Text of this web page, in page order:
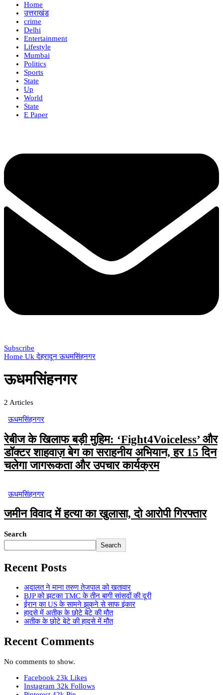
Home
उत्तराखंड
crime
Delhi
Entertainment
Lifestyle
Mumbai
Politics
Sports
State
Up
World
State
E Paper
Subscribe
Home Ukदेहरादूनऊधमसिंहनगर
ऊधमसिंहनगर
2 Articles
ऊधमसिंहनगर
रेबीज के खिलाफ बड़ी मुहिम: ‘Fight4Voiceless’ और
डॉक्टर शाहवाज़ बेग का सराहनीय अभियान, हर 15 दिन
चलेगा जागरूकता और उपचार कार्यक्रम
ऊधमसिंहनगर
जमीन विवाद में हत्या का खुलासा, दो आरोपी गिरफ्तार
Search
Search
Recent Posts
अदालत ने माना तरुण तेजपाल को खतावार
BJP को झटका TMC के तीन बागी सांसदों की दूरी
ईरान का US के सामने झुकने से साफ इंकार
हादसे में अतीक के छोटे बेटे की मौत
अतीक के छोटे बेटे की हादसे में मौत
Recent Comments
No comments to show.
Facebook 23k Likes
Instagram 32k Follows